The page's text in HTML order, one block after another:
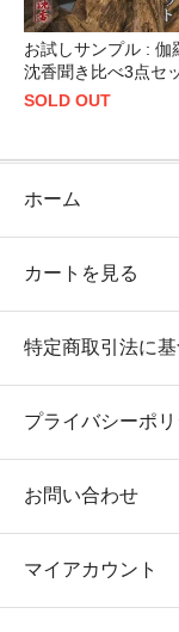
お試しサンプル : 伽
沈香聞き比べ3点セ
SOLD OUT
ホーム
カートを見る
特定商取引法に
プライバシーポ
お問い合わせ
マイアカウント